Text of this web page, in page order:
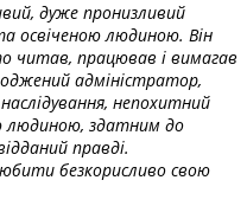
дуже пронизливий
освіченою людиною. Він
читав, працював і вимагав
адміністратор,
непохитний
людиною, здатним до
правді.
безкорисливо свою